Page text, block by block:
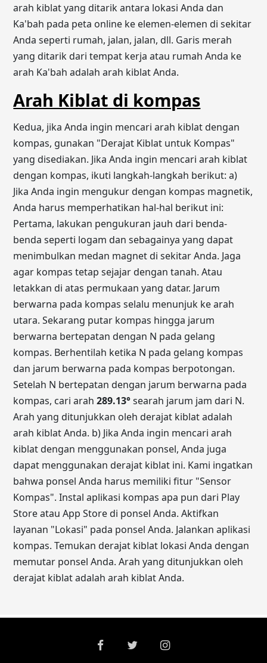
arah kiblat yang ditarik antara lokasi Anda dan
Ka'bah pada peta online ke elemen-elemen di sekitar
Anda seperti rumah, jalan, jalan, dll. Garis merah
yang ditarik dari tempat kerja atau rumah Anda ke
arah Ka'bah adalah arah kiblat Anda.
Arah Kiblat di kompas
Kedua, jika Anda ingin mencari arah kiblat dengan
kompas, gunakan "Derajat Kiblat untuk Kompas"
yang disediakan. Jika Anda ingin mencari arah kiblat
dengan kompas, ikuti langkah-langkah berikut: a)
Jika Anda ingin mengukur dengan kompas magnetik,
Anda harus memperhatikan hal-hal berikut ini:
Pertama, lakukan pengukuran jauh dari benda-
benda seperti logam dan sebagainya yang dapat
menimbulkan medan magnet di sekitar Anda. Jaga
agar kompas tetap sejajar dengan tanah. Atau
letakkan di atas permukaan yang datar. Jarum
berwarna pada kompas selalu menunjuk ke arah
utara. Sekarang putar kompas hingga jarum
berwarna bertepatan dengan N pada gelang
kompas. Berhentilah ketika N pada gelang kompas
dan jarum berwarna pada kompas berpotongan.
Setelah N bertepatan dengan jarum berwarna pada
kompas, cari arah289.13°searah jarum jam dari N.
Arah yang ditunjukkan oleh derajat kiblat adalah
arah kiblat Anda. b) Jika Anda ingin mencari arah
kiblat dengan menggunakan ponsel, Anda juga
dapat menggunakan derajat kiblat ini. Kami ingatkan
bahwa ponsel Anda harus memiliki fitur "Sensor
Kompas". Instal aplikasi kompas apa pun dari Play
Store atau App Store di ponsel Anda. Aktifkan
layanan "Lokasi" pada ponsel Anda. Jalankan aplikasi
kompas. Temukan derajat kiblat lokasi Anda dengan
memutar ponsel Anda. Arah yang ditunjukkan oleh
derajat kiblat adalah arah kiblat Anda.